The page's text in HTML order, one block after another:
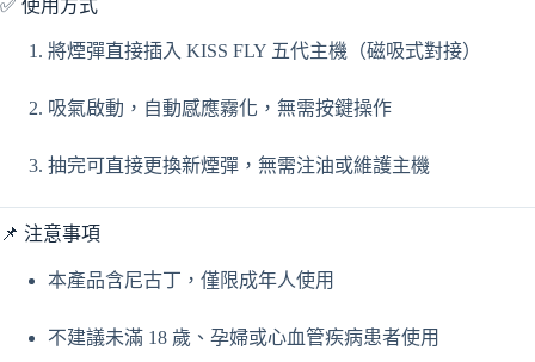
✅ 使用方式
將煙彈直接插入 KISS FLY 五代主機（磁吸式對接）
吸氣啟動，自動感應霧化，無需按鍵操作
抽完可直接更換新煙彈，無需注油或維護主機
📌 注意事項
本產品含尼古丁，僅限成年人使用
不建議未滿 18 歲、孕婦或心血管疾病患者使用